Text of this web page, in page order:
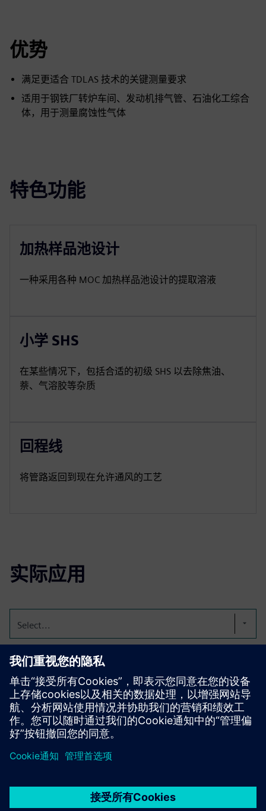
优势
满足更适合 TDLAS 技术的关键测量要求
适用于钢铁厂转炉车间、发动机排气管、石油化工综合
体，用于测量腐蚀性气体
特色功能
加热样品池设计
一种采用各种 MOC 加热样品池设计的提取溶液
小学 SHS
在某些情况下，包括合适的初级 SHS 以去除焦油、
萘、气溶胶等杂质
回程线
将管路返回到现在允许通风的工艺
实际应用
Select...
发动机排气管
在汽车行业，发动机排气测试需要提取性解决方案